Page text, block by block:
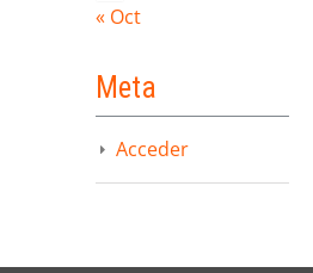
« Oct
Meta
Acceder